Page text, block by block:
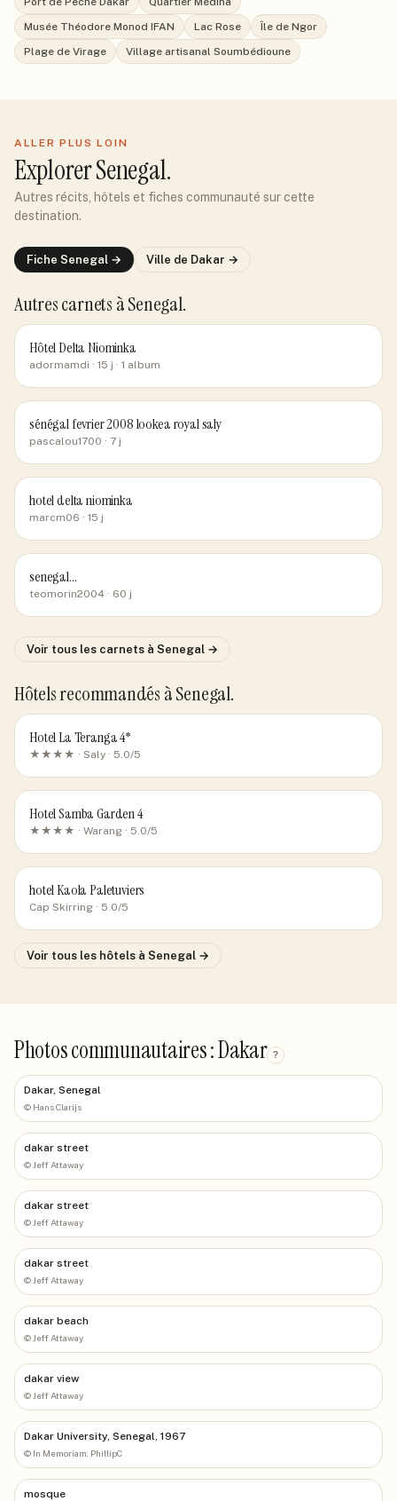
Musée Théodore Monod IFAN
Lac Rose
Île de Ngor
Plage de Virage
Village artisanal Soumbédioune
ALLER PLUS LOIN
ExplorerSenegal.
Autres récits, hôtels et fiches communauté sur cette
destination.
Fiche Senegal → Ville de Dakar →
Autres carnets à Senegal.
Hôtel Delta Niominka
adormamdi · 15 j · 1 album
sénégal fevrier 2008 lookea royal saly
pascalou1700 · 7 j
hotel delta niominka
marcm06 · 15 j
senegal...
teomorin2004 · 60 j
Voir tous les carnets à Senegal →
Hôtels recommandés à Senegal.
Hotel La Teranga 4*
★★★★ · Saly · 5.0/5
Hotel Samba Garden 4
★★★★ · Warang · 5.0/5
hotel Kaola Paletuviers
Cap Skirring · 5.0/5
Voir tous les hôtels à Senegal →
Photos communautaires : Dakar ?
Dakar, Senegal
© Hans Clarijs
dakar street
© Jeff Attaway
dakar street
© Jeff Attaway
dakar street
© Jeff Attaway
dakar beach
© Jeff Attaway
dakar view
© Jeff Attaway
Dakar University, Senegal, 1967
© In Memoriam: PhillipC
mosque